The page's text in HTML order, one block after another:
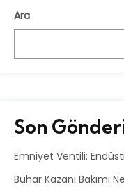
Ara
Son
Emniyet Ventili:
Buhar Kazanı Bakımı